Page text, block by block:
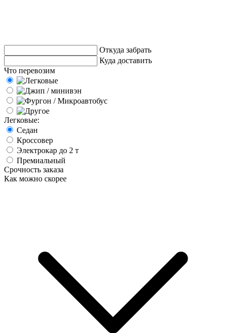
Откуда забрать
Куда доставить
Что перевозим
Легковые:
Седан
Кроссовер
Электрокар до 2 т
Премиальный
Срочность заказа
Как можно скорее